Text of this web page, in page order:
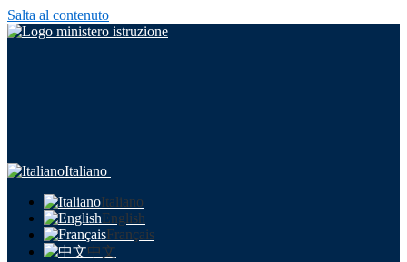
Salta al contenuto
Italiano
Italiano
English
Français
中文